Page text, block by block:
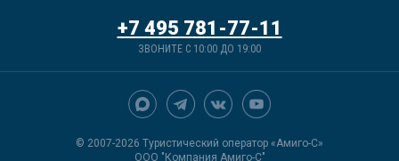
© 2007-2026 Туристический оператор «Амиго-С»
ООО "Компания Амиго-С"
+7 495 781-77-11
ЗВОНИТЕ С 10:00 ДО 19:00